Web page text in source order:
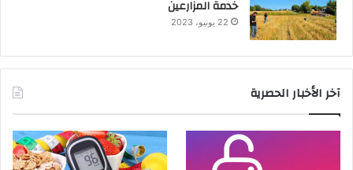
خدمة المزارعين
22 يونيو، 2023
آخر الأخبار الحصرية